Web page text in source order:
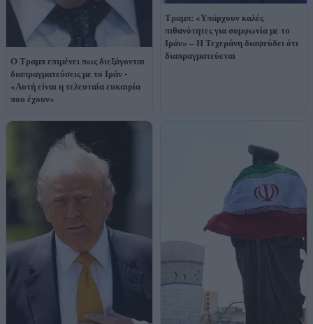
Ο Τραμπ επιμένει πως διεξάγονται
διαπραγματεύσεις με το Ιράν -
«Αυτή είναι η τελευταία ευκαιρία
που έχουν»
Τραμπ: «Υπάρχουν καλές
πιθανότητες για συμφωνία με το
Ιράν» – Η Τεχεράνη διαψεύδει ότι
διαπραγματεύεται